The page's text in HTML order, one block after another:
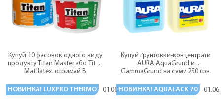
Купуй 10 фасовок одного виду
продукту Titan Master або Titan
Mattlatex, отримуй В
продукту.
Купуй ґрунтовки-концентрати
AURA AquaGrund и
GammaGrund на суму 250 грн.
НОВИНКА! LUXPRO THERMO
01.06.2014НОВИНКА! AQUALACK 70